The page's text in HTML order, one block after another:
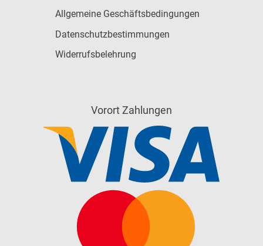
Allgemeine Geschäftsbedingungen
Datenschutzbestimmungen
Widerrufsbelehrung
Vorort Zahlungen